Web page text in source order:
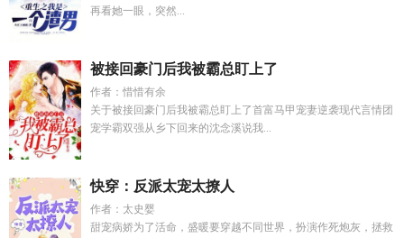
再看她一眼，突然...
被接回豪门后我被霸总盯上了
作者：惜惜有余
关于被接回豪门后我被霸总盯上了首富马甲宠妻逆袭现代言情团
宠学霸双强从乡下回来的沈念溪说我...
快穿：反派太宠太撩人
作者：太史婴
甜宠病娇为了活命，盛暖要穿越不同世界，扮演作死炮灰，拯救